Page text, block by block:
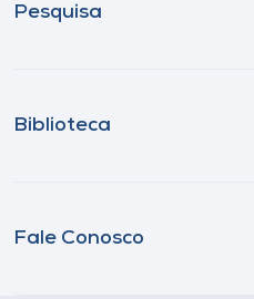
Pesquisa
Biblioteca
Fale Conosco